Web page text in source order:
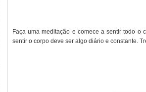
Faça uma meditação e comece a sentir todo o
sentir o corpo deve ser algo diário e constante.